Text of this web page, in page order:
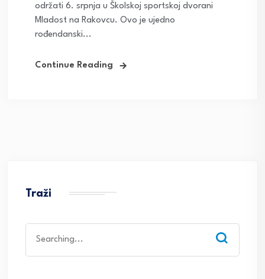
održati 6. srpnja u Školskoj sportskoj dvorani
Mladost na Rakovcu. Ovo je ujedno
rođendanski...
Continue Reading
Traži
for: